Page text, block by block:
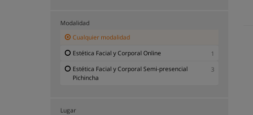
Modalidad
Cualquier modalidad
Estética Facial y Corporal Online
1
Estética Facial y Corporal Semi-presencial
Pichincha
3
Lugar